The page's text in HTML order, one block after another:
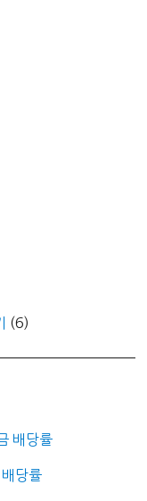
(6)
배당률
당률